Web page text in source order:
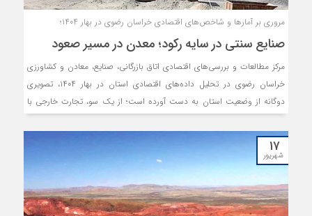
مروری بر آمارها و شاخص‌های اقتصادی خراسان رضوی در بهار ۱۴۰۴؛
صنایع سنتی در سایه رکود؛ معدن در مسیر صعود
مرکز مطالعات و بررسی‌های اقتصادی اتاق بازرگانی، صنایع، معادن و کشاورزی
خراسان رضوی در تحلیل داده‌های اقتصادی استان در بهار ۱۴۰۴، تصویری
دوگانه از وضعیت استان به دست آورده است؛ از یک سو، تجارت خارجی با
افت فصلی در صادرات و واردات و کاهش ترانزیت داخلی مواجه شد؛ اما در
مقایسه سالانه، رشد قابل‌توجهی داشته و ظرفیت‌های صادراتی استان را تقویت
کرده است. از سوی دیگر، آمار بخش صنعت و معدن نشان‌دهنده رونق
معدنی، به‌ویژه در تولید کنسانتره و گندله آهن، در کنار کاهش محسوس تولید
در صنایع سنتی (صنایع اولیه و با فناوری پایین)، کالاهای اساسی و برخی
صنایع مصرفی است. این تضاد بین پویایی معدن و رکود صنایع سنتی و
۱۷
شهریور